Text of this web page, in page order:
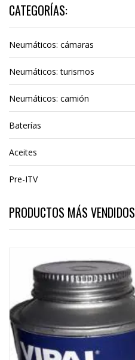
CATEGORÍAS:
Neumáticos: cámaras
Neumáticos: turismos
Neumáticos: camión
Baterías
Aceites
Pre-ITV
PRODUCTOS MÁS VENDIDOS